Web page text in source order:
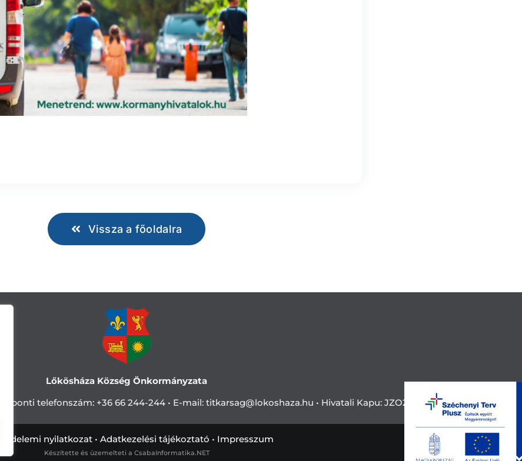
Vissza a főoldalra
Lőkösháza Község Önkormányzata
Központi telefonszám: +36 66 244-244 • E-mail: titkarsag@lokoshaza.hu • Hivatali Kapu: JZO28
nyilatkozat • Adatkezelési tájékoztató • Impresszum
Készítette és üzemelteti a CsabaInformatika.NET